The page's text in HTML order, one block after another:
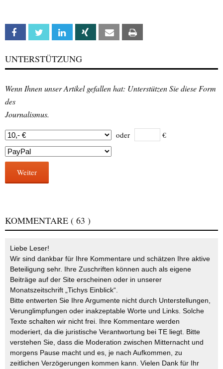
Facebook Twitter Linkedin Xing Email
UNTERSTÜTZUNG
Wenn Ihnen unser Artikel gefallen hat: Unterstützen Sie diese Form
des
Journalismus.
oder €
Weiter
KOMMENTARE ( 63 )
Liebe Leser!
Wir sind dankbar für Ihre Kommentare und schätzen Ihre aktive
Beteiligung sehr. Ihre Zuschriften können auch als eigene
Beiträge auf der Site erscheinen oder in unserer
Monatszeitschrift „Tichys Einblick“.
Bitte entwerten Sie Ihre Argumente nicht durch Unterstellungen,
Verunglimpfungen oder inakzeptable Worte und Links. Solche
Texte schalten wir nicht frei. Ihre Kommentare werden
moderiert, da die juristische Verantwortung bei TE liegt. Bitte
verstehen Sie, dass die Moderation zwischen Mitternacht und
morgens Pause macht und es, je nach Aufkommen, zu
zeitlichen Verzögerungen kommen kann. Vielen Dank für Ihr